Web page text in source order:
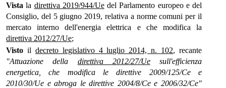
Vista la direttiva 2019/944/Uedel Parlamento europeo e del
Consiglio, del 5 giugno 2019, relativa a norme comuni per il
mercato interno dell'energia elettrica e che modifica la
direttiva 2012/27/Ue;
Visto il decreto legislativo 4 luglio 2014, n. 102, recante
"Attuazione della direttiva 2012/27/Uesull'efficienza
energetica, che modifica le direttive 2009/125/Ce e
2010/30/Ue e abroga le direttive 2004/8/Ce e 2006/32/Ce"